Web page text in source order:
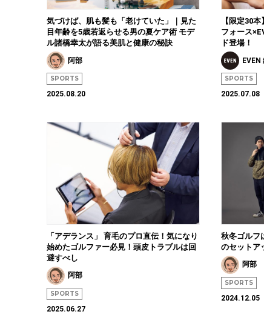
気づけば、肌も髪も「老けていた」｜見た
目年齢を5歳若返らせる男の夏ケア術 モデ
ル諸橋幸太が語る美肌と健康の秘訣
阿部
SPORTS
2025.08.20
【限定30
フォース
ド登場！
EVEN
SPORTS
2025.07.08
「アデランス」 育毛のプロ直伝！気になり
始めたゴルファー必見！頭皮トラブルは回
避すべし
阿部
SPORTS
2025.06.27
秋冬ゴルフ
のセットア
阿部
SPORTS
2024.12.05